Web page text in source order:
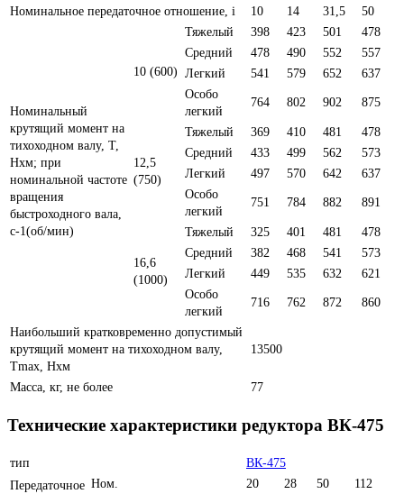
Номинальное передаточное отношение, i 10 14 31,5 50
Номинальный
крутящий момент на
тихоходном валу, Т,
Нxм; при
номинальной частоте
вращения
быстроходного вала,
с-1(об/мин)
10 (600)
Тяжелый 398 423 501
478
Средний
478 490 552
557
Легкий
541 579 652
637
Особо
легкий
764 802 902 875
12,5
(750)
Тяжелый 369 410 481
478
Средний
433 499 562
573
Легкий
497 570 642
637
Особо
легкий
751 784 882 891
16,6
(1000)
Тяжелый 325 401 481
478
Средний
382 468 541
573
Легкий
449 535 632
621
Особо
легкий
716 762 872 860
Наибольший кратковременно допустимый
крутящий момент на тихоходном валу,
Тmax, Нxм
13500
Масса, кг, не более 77
Технические характеристики редуктора ВК-475
тип
ВК-475
Передаточное Ном. 20 28 50
112